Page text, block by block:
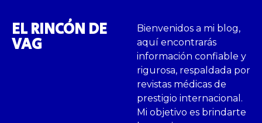
EL RINCÓN DE
VAG
Bienvenidos a mi blog,
aquí encontrarás
información confiable y
rigurosa, respaldada por
revistas médicas de
prestigio internacional.
Mi objetivo es brindarte